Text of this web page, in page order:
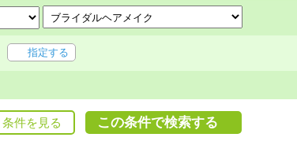
指定する
件を見る この条件で検索する